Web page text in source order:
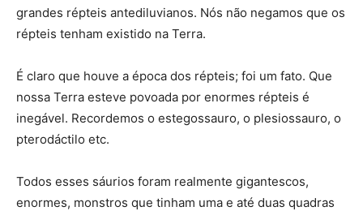
grandes répteis antediluvianos. Nós não negamos que os
répteis tenham existido na Terra.
É claro que houve a época dos répteis; foi um fato. Que
nossa Terra esteve povoada por enormes répteis é
inegável. Recordemos o estegossauro, o plesiossauro, o
pterodáctilo etc.
Todos esses sáurios foram realmente gigantescos,
enormes, monstros que tinham uma e até duas quadras